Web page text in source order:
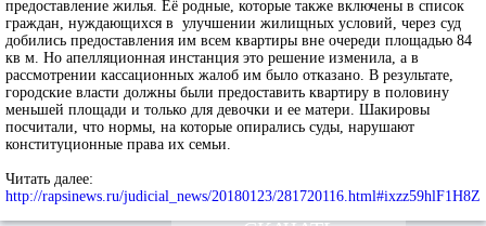
предоставление жилья. Её родные, которые также включены в список
граждан, нуждающихся в улучшении жилищных условий, через суд
добились предоставления им всем квартиры вне очереди площадью 84
кв м. Но апелляционная инстанция это решение изменила, а в
рассмотрении кассационных жалоб им было отказано. В результате,
городские власти должны были предоставить квартиру в половину
меньшей площади и только для девочки и ее матери. Шакировы
посчитали, что нормы, на которые опирались суды, нарушают
конституционные права их семьи.
Читать далее:
http://rapsinews.ru/judicial_news/20180123/281720116.html#ixzz59hlF1H8Z